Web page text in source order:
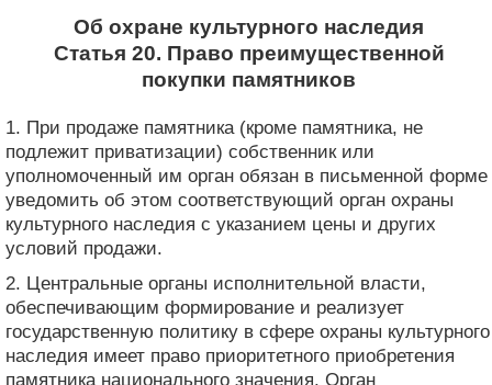
Об охране культурного наследия
Статья 20. Право преимущественной
покупки памятников
1. При продаже памятника (кроме памятника, не
подлежит приватизации) собственник или
уполномоченный им орган обязан в письменной форме
уведомить об этом соответствующий орган охраны
культурного наследия с указанием цены и других
условий продажи.
2. Центральные органы исполнительной власти,
обеспечивающим формирование и реализует
государственную политику в сфере охраны культурного
наследия имеет право приоритетного приобретения
памятника национального значения. Орган